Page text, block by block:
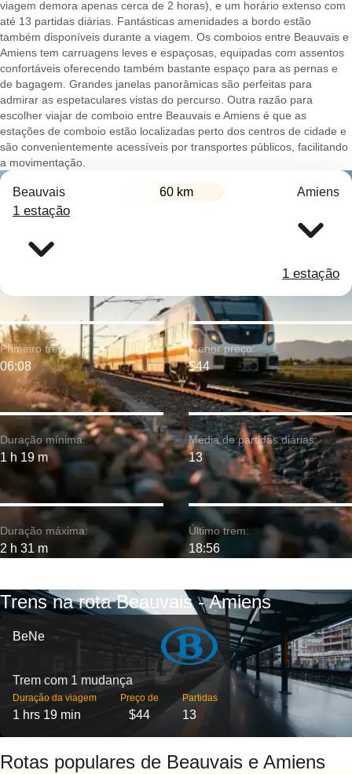
viagem demora apenas cerca de 2 horas), e um horário extenso com
até 13 partidas diárias. Fantásticas amenidades a bordo estão
também disponíveis durante a viagem. Os comboios entre Beauvais e
Amiens tem carruagens leves e espaçosas, equipadas com assentos
confortáveis oferecendo também bastante espaço para as pernas e
de bagagem. Grandes janelas panorâmicas são perfeitas para
admirar as espetaculares vistas do percurso. Outra razão para
escolher viajar de comboio entre Beauvais e Amiens é que as
estações de comboio estão localizadas perto dos centros de cidade e
são convenientemente acessíveis por transportes públicos, facilitando
a movimentação.
Beauvais 60 km Amiens
1 estação
1 estação
Duração mínima:
1 h 19 m
Primeiro trem:
06:08
Duração máxima:
2 h 31 m
Menor preço:
$44
Média de partidas diárias:
13
Último trem:
18:56
Trens na rota Beauvais - Amiens
BeNe
Trem com 1 mudança
Duração da viagem
1 hrs 19 min
Preço de
$44
Partidas
13
Rotas populares de Beauvais e Amiens